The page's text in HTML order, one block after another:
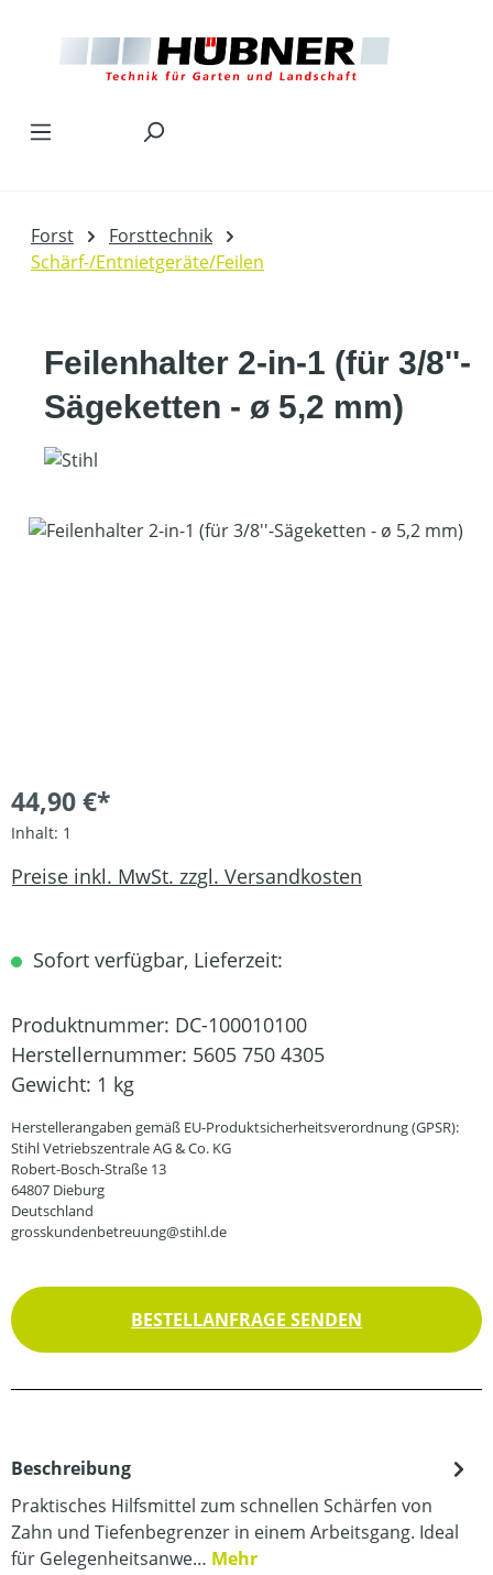
Forst
Forsttechnik
Schärf-/Entnietgeräte/Feilen
Feilenhalter 2-in-1 (für 3/8''-
Sägeketten - ø 5,2 mm)
Bildergalerie überspringen
44,90 €*
Inhalt: 1
Preise inkl. MwSt. zzgl. Versandkosten
Sofort verfügbar, Lieferzeit:
Produktnummer: DC-100010100
Herstellernummer: 5605 750 4305
Gewicht: 1 kg
Herstellerangaben gemäß EU-Produktsicherheitsverordnung (GPSR):
Stihl Vetriebszentrale AG & Co. KG
Robert-Bosch-Straße 13
64807 Dieburg
Deutschland
grosskundenbetreuung@stihl.de
BESTELLANFRAGE SENDEN
Beschreibung
Praktisches Hilfsmittel zum schnellen Schärfen von
Zahn und Tiefenbegrenzer in einem Arbeitsgang. Ideal
für Gelegenheitsanwe… Mehr